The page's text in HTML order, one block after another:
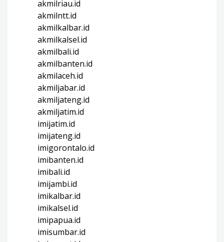
akmilriau.id
akmilntt.id
akmilkalbar.id
akmilkalsel.id
akmilbali.id
akmilbanten.id
akmilaceh.id
akmiljabar.id
akmiljateng.id
akmiljatim.id
imijatim.id
imijateng.id
imigorontalo.id
imibanten.id
imibali.id
imijambi.id
imikalbar.id
imikalsel.id
imipapua.id
imisumbar.id